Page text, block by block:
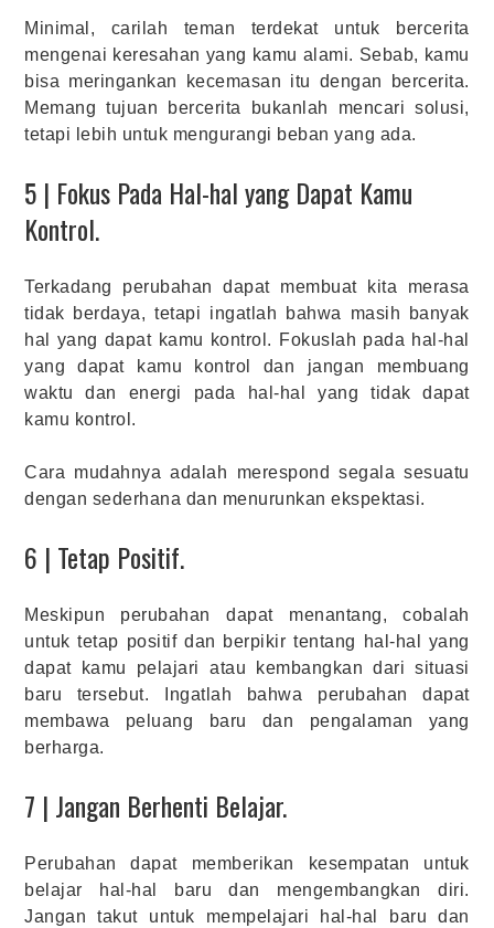
Minimal, carilah teman terdekat untuk bercerita
mengenai keresahan yang kamu alami. Sebab, kamu
bisa meringankan kecemasan itu dengan bercerita.
Memang tujuan bercerita bukanlah mencari solusi,
tetapi lebih untuk mengurangi beban yang ada.
5 | Fokus Pada Hal-hal yang Dapat Kamu
Kontrol.
Terkadang perubahan dapat membuat kita merasa
tidak berdaya, tetapi ingatlah bahwa masih banyak
hal yang dapat kamu kontrol. Fokuslah pada hal-hal
yang dapat kamu kontrol dan jangan membuang
waktu dan energi pada hal-hal yang tidak dapat
kamu kontrol.
Cara mudahnya adalah merespond segala sesuatu
dengan sederhana dan menurunkan ekspektasi.
6 | Tetap Positif.
Meskipun perubahan dapat menantang, cobalah
untuk tetap positif dan berpikir tentang hal-hal yang
dapat kamu pelajari atau kembangkan dari situasi
baru tersebut. Ingatlah bahwa perubahan dapat
membawa peluang baru dan pengalaman yang
berharga.
7 | Jangan Berhenti Belajar.
Perubahan dapat memberikan kesempatan untuk
belajar hal-hal baru dan mengembangkan diri.
Jangan takut untuk mempelajari hal-hal baru dan